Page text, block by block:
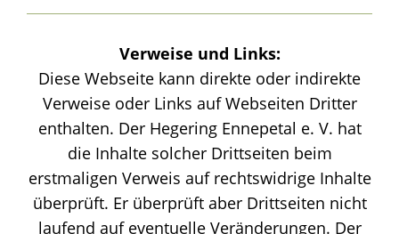
Verweise und Links:
Diese Webseite kann direkte oder indirekte
Verweise oder Links auf Webseiten Dritter
enthalten. Der Hegering Ennepetal e. V. hat
die Inhalte solcher Drittseiten beim
erstmaligen Verweis auf rechtswidrige Inhalte
überprüft. Er überprüft aber Drittseiten nicht
laufend auf eventuelle Veränderungen. Der